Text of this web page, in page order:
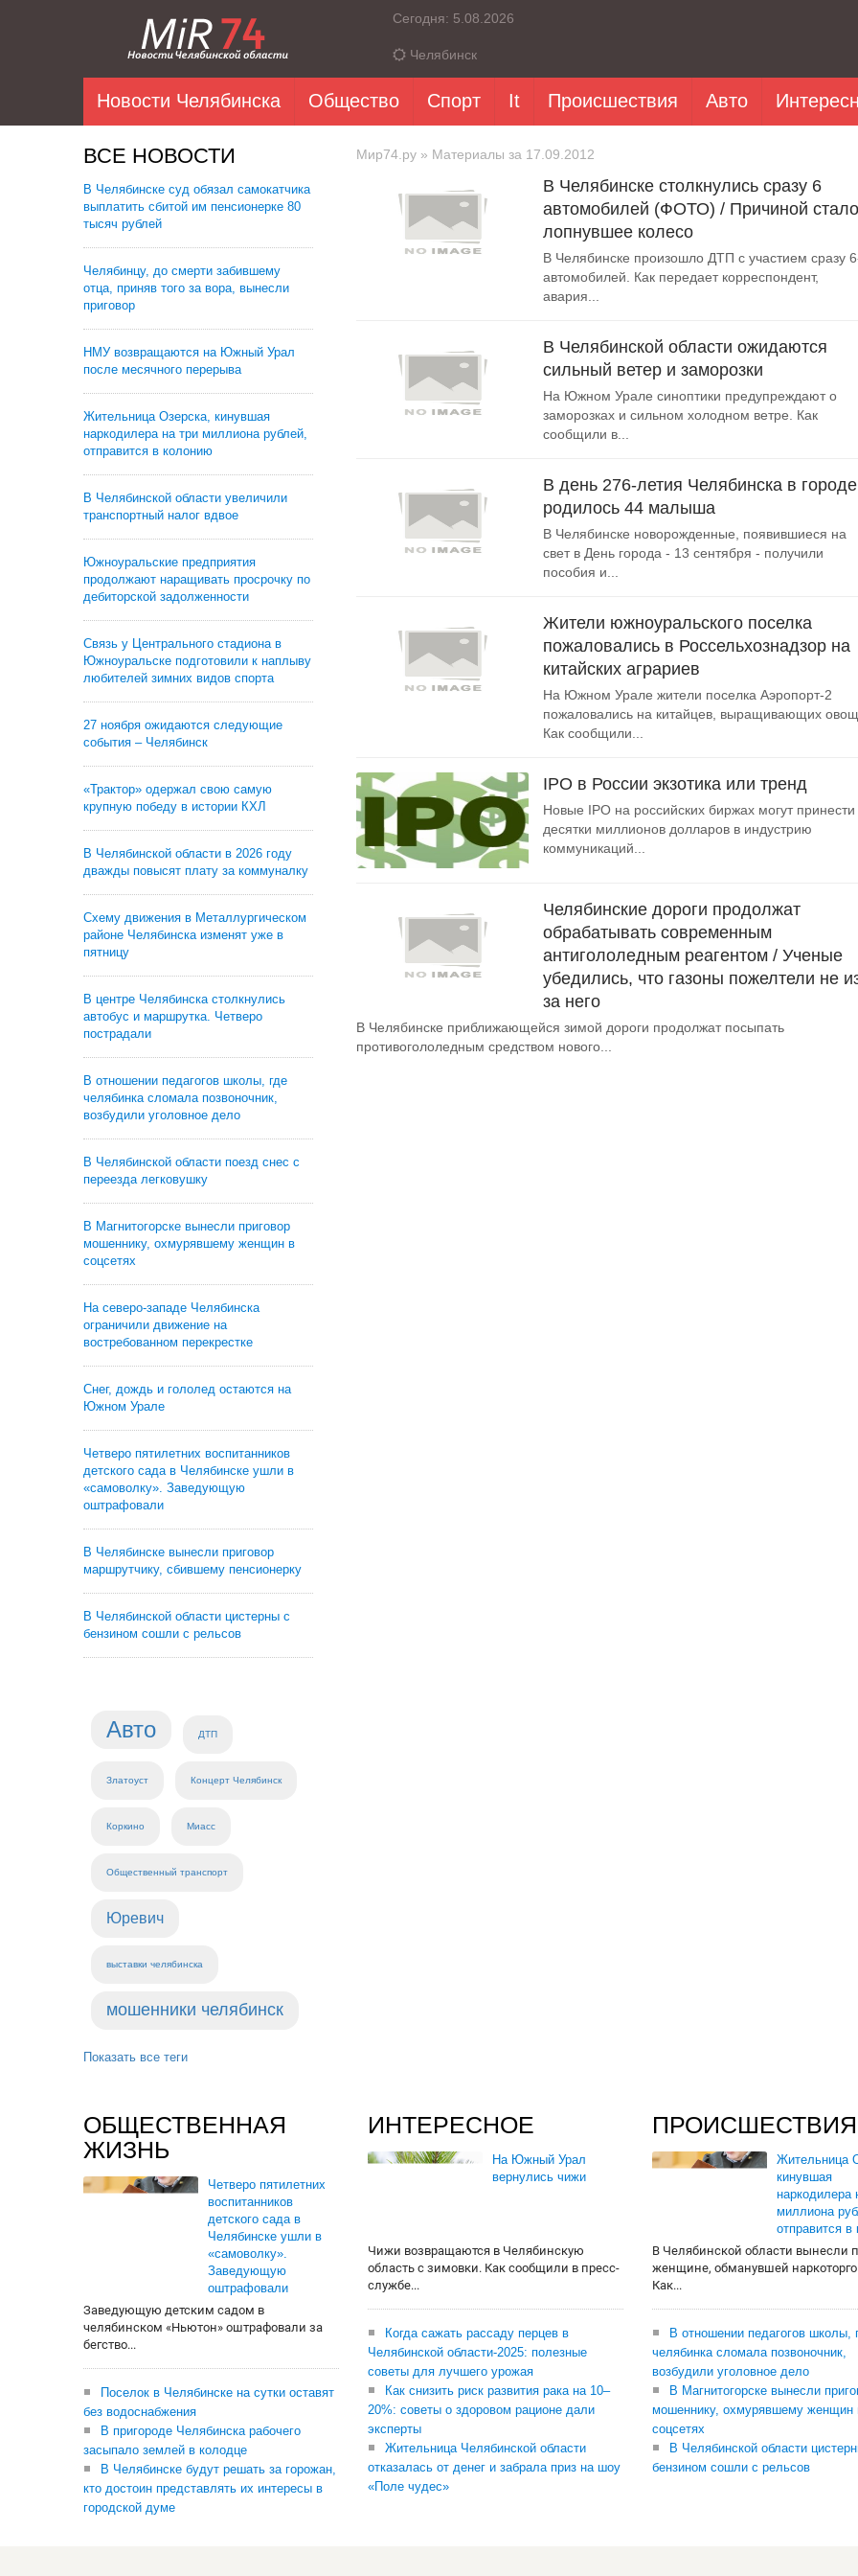
Сегодня: 5.08.2026
Челябинск
Новости Челябинска Общество Спорт It Происшествия Авто
ВСЕ НОВОСТИ
В Челябинске суд обязал самокатчика
выплатить сбитой им пенсионерке 80
тысяч рублей
Челябинцу, до смерти забившему
отца, приняв того за вора, вынесли
приговор
НМУ возвращаются на Южный Урал
после месячного перерыва
Жительница Озерска, кинувшая
наркодилера на три миллиона рублей,
отправится в колонию
В Челябинской области увеличили
транспортный налог вдвое
Южноуральские предприятия
продолжают наращивать просрочку по
дебиторской задолженности
Связь у Центрального стадиона в
Южноуральске подготовили к наплыву
любителей зимних видов спорта
27 ноября ожидаются следующие
события – Челябинск
«Трактор» одержал свою самую
крупную победу в истории КХЛ
В Челябинской области в 2026 году
дважды повысят плату за коммуналку
Схему движения в Металлургическом
районе Челябинска изменят уже в
пятницу
В центре Челябинска столкнулись
автобус и маршрутка. Четверо
пострадали
В отношении педагогов школы, где
челябинка сломала позвоночник,
возбудили уголовное дело
В Челябинской области поезд снес с
переезда легковушку
В Магнитогорске вынесли приговор
мошеннику, охмурявшему женщин в
соцсетях
На северо-западе Челябинска
ограничили движение на
востребованном перекрестке
Снег, дождь и гололед остаются на
Южном Урале
Четверо пятилетних воспитанников
детского сада в Челябинске ушли в
«самоволку». Заведующую
оштрафовали
В Челябинске вынесли приговор
маршрутчику, сбившему пенсионерку
В Челябинской области цистерны с
бензином сошли с рельсов
Авто ДТП
Златоуст Концерт Челябинск
Коркино Миасс
Общественный транспорт
Юревич
выставки челябинска
мошенники челябинск
Показать все теги
Мир74.ру » Материалы за 17.09.2012
В Челябинске столкнулись сразу 6
автомобилей (ФОТО) / Причиной стало
лопнувшее колесо
В Челябинске произошло ДТП с участием сразу
автомобилей. Как передает корреспондент,
авария...
В Челябинской области ожидаются
сильный ветер и заморозки
На Южном Урале синоптики предупреждают о
заморозках и сильном холодном ветре. Как
сообщили в...
В день 276-летия Челябинска в городе
родилось 44 малыша
В Челябинске новорожденные, появившиеся на
свет в День города - 13 сентября - получили
пособия и...
Жители южноуральского поселка
пожаловались в Россельхознадзор на
китайских аграриев
На Южном Урале жители поселка Аэропорт-2
пожаловались на китайцев, выращивающих
Как сообщили...
IPO в России экзотика или тренд
Новые IPO на российских биржах могут принести
десятки миллионов долларов в индустрию
коммуникаций...
Челябинские дороги продолжат
обрабатывать современным
антигололедным реагентом / Ученые
убедились, что газоны пожелтели не
за него
В Челябинске приближающейся зимой дороги продолжат посыпать
противогололедным средством нового...
ОБЩЕСТВЕННАЯ
ЖИЗНЬ
Четверо пятилетних
воспитанников
детского сада в
Челябинске ушли в
«самоволку».
Заведующую
оштрафовали
Заведующую детским садом в
челябинском «Ньютон» оштрафовали за
бегство...
Поселок в Челябинске на сутки оставят
без водоснабжения
В пригороде Челябинска рабочего
засыпало землей в колодце
В Челябинске будут решать за горожан,
кто достоин представлять их интересы в
городской думе
ИНТЕРЕСНОЕ
На Южный Урал
вернулись чижи
Чижи возвращаются в Челябинскую
область с зимовки. Как сообщили в пресс-
службе...
Когда сажать рассаду перцев в
Челябинской области-2025: полезные
советы для лучшего урожая
Как снизить риск развития рака на 10–
20%: советы о здоровом рационе дали
эксперты
Жительница Челябинской области
отказалась от денег и забрала приз на шоу
«Поле чудес»
ПРОИСШЕСТВИЯ
Жительница
кинувшая
наркодилера
миллиона
отправится
В Челябинской области вынесли
женщине, обманувшей
Как...
В отношении педагогов школы,
челябинка сломала позвоночник,
возбудили уголовное дело
В Магнитогорске вынесли
мошеннику, охмурявшему женщин
соцсетях
В Челябинской области
бензином сошли с рельсов